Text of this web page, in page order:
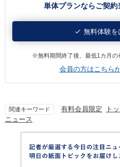
単体プランならご契約
無料体験を
※無料期間終了後、最低1カ月の
会員の方はこちら
関連キーワード 有料会員限定 ト
ニュース